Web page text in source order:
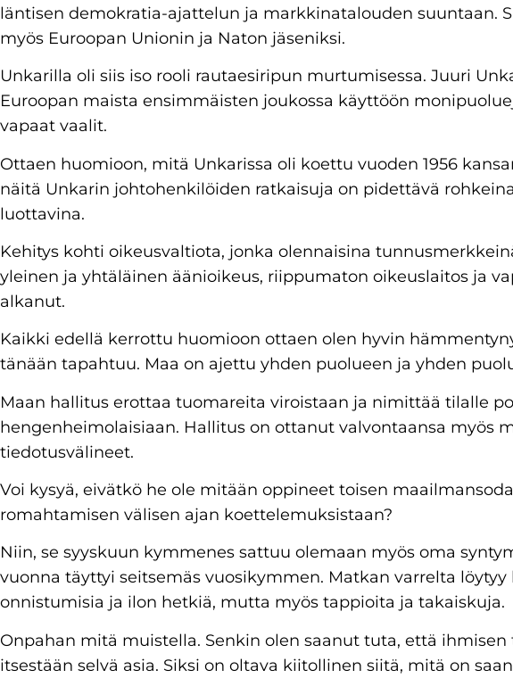
läntisen demokratia-ajattelun ja markkinatalouden suuntaan.
myös Euroopan Unionin ja Naton jäseniksi.
Unkarilla oli siis iso rooli rautaesiripun murtumisessa. Juuri
Euroopan maista ensimmäisten joukossa käyttöön
vapaat vaalit.
Ottaen huomioon, mitä Unkarissa oli koettu vuoden 1956
näitä Unkarin johtohenkilöiden ratkaisuja on pidettävä
luottavina.
Kehitys kohti oikeusvaltiota, jonka olennaisina
yleinen ja yhtäläinen äänioikeus, riippumaton oikeuslaitos ja
alkanut.
Kaikki edellä kerrottu huomioon ottaen olen hyvin
tänään tapahtuu. Maa on ajettu yhden puolueen ja yhden
Maan hallitus erottaa tuomareita viroistaan ja nimittää tilalle
hengenheimolaisiaan. Hallitus on ottanut valvontaansa myös
tiedotusvälineet.
Voi kysyä, eivätkö he ole mitään oppineet toisen
romahtamisen välisen ajan koettelemuksistaan?
Niin, se syyskuun kymmenes sattuu olemaan myös oma
vuonna täyttyi seitsemäs vuosikymmen. Matkan varrelta löytyy
onnistumisia ja ilon hetkiä, mutta myös tappioita ja takaiskuja.
Onpahan mitä muistella. Senkin olen saanut tuta, että ihmisen
itsestään selvä asia. Siksi on oltava kiitollinen siitä, mitä on